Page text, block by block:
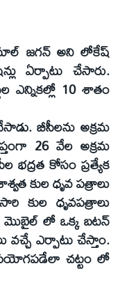
జగన్ అని లోకేష్
ఏర్పాటు చేసారు.
ఎన్నికల్లో 10 శాతం
బీసీలను అక్రమ
26 వేల అక్రమ
భద్రత కోసం ప్రత్యేక
కుల ధృవ పత్రాలు
కుల ధృవపత్రాలు
మొబైల్ లో ఒక్క బటన్
వచ్చే ఎర్పాటు చేస్తాం.
చట్టం లో